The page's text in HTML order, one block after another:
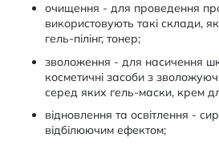
очищення - для проведення
використовують такі склади,
гель-пілінг, тонер;
зволоження - для насичення
косметичні засоби з
серед яких гель-маски, крем
відновлення та освітлення -
відбілюючим ефектом;